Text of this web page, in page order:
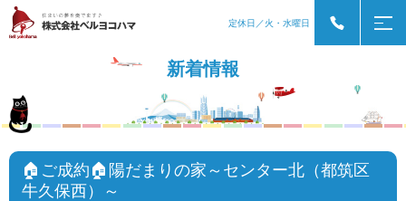
定休日／火・水曜日
新着情報
🏠ご成約🏠陽だまりの家～センター北（都筑区
牛久保西）～